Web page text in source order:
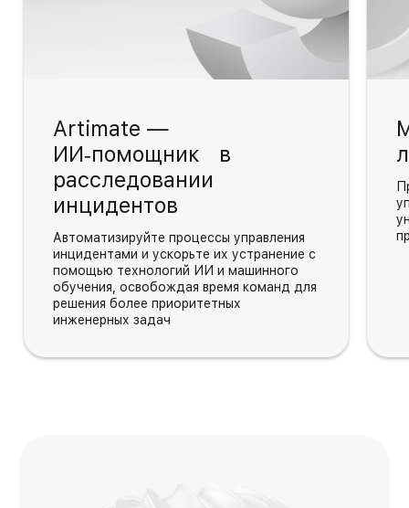
Artimate —
ИИ‑помощник в
расследовании
инцидентов
Автоматизируйте процессы управления
инцидентами и ускорьте их устранение с
помощью технологий ИИ и машинного
обучения, освобождая время команд для
решения более приоритетных
инженерных задач